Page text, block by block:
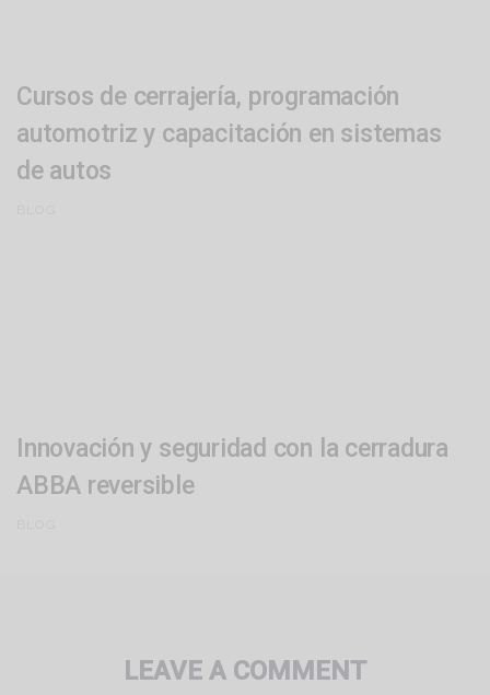
Cursos de cerrajería, programación
automotriz y capacitación en sistemas
de autos
Innovación y seguridad con la cerradura
ABBA reversible
LEAVE A COMMENT